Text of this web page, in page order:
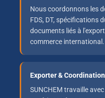
Nous coordonnons les
FDS, DT, spécifications
documents liés à
commerce international.
Exporter &
SUNCHEM travaille